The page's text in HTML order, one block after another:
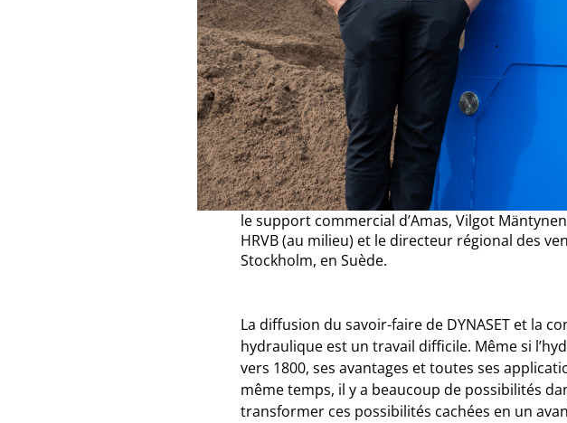
le support commercial d’Amas, Vilgot
HRVB (au milieu) et le directeur régional des
Stockholm, en Suède.
La diffusion du savoir-faire de DYNASET et la
hydraulique est un travail difficile. Même si
vers 1800, ses avantages et toutes ses
même temps, il y a beaucoup de possibilités
transformer ces possibilités cachées en un